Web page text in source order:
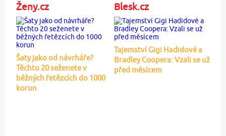
Ženy.cz
Šaty jako od návrháře?
Těchto 20 seženete v
běžných řetězcích do 1000
korun
Blesk.cz
Tajemství Gigi Hadidové a
Bradley Coopera: Vzali se už
před měsícem